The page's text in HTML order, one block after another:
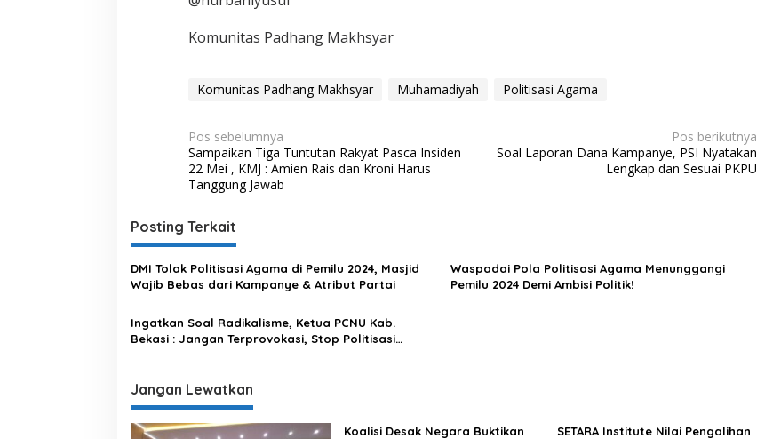
Komunitas Padhang Makhsyar
Komunitas Padhang Makhsyar Muhamadiyah Politisasi Agama
N
a
v
i
g
a
s
i
p
s
Pos sebelumnya
Sampaikan Tiga Tuntutan Rakyat Pasca Insiden
22 Mei , KMJ : Amien Rais dan Kroni Harus
Tanggung Jawab
Pos berikutnya
Soal Laporan Dana Kampanye, PSI Nyatakan
Lengkap dan Sesuai PKPU
Posting Terkait
DMI Tolak Politisasi Agama di Pemilu 2024, Masjid
Wajib Bebas dari Kampanye & Atribut Partai
Waspadai Pola Politisasi Agama Menunggangi
Pemilu 2024 Demi Ambisi Politik!
Ingatkan Soal Radikalisme, Ketua PCNU Kab.
Bekasi : Jangan Terprovokasi, Stop Politisasi
Jangan Lewatkan
Koalisi Desak Negara Buktikan
SETARA Institute Nilai Pengalihan